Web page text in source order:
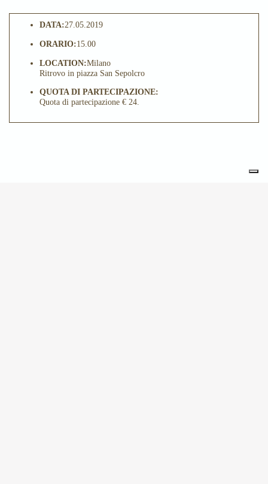
DATA:27.05.2019
ORARIO:15.00
LOCATION:Milano
Ritrovo in piazza San Sepolcro
QUOTA DI PARTECIPAZIONE:
Quota di partecipazione € 24.